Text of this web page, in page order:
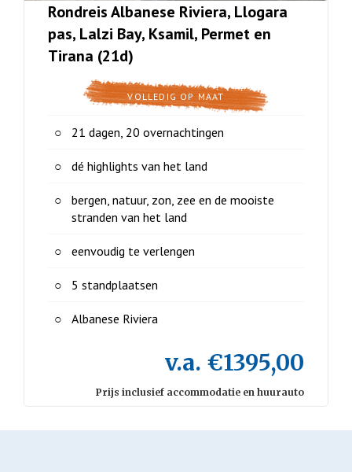
Rondreis Albanese Riviera, Llogara
pas, Lalzi Bay, Ksamil, Permet en
Tirana (21d)
VOLLEDIG OP MAAT
21 dagen, 20 overnachtingen
dé highlights van het land
bergen, natuur, zon, zee en de mooiste
stranden van het land
eenvoudig te verlengen
5 standplaatsen
Albanese Riviera
v.a. €1395,00
Prijs inclusief accommodatie en huurauto